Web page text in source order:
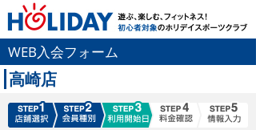
WEB入会フォーム
高崎店